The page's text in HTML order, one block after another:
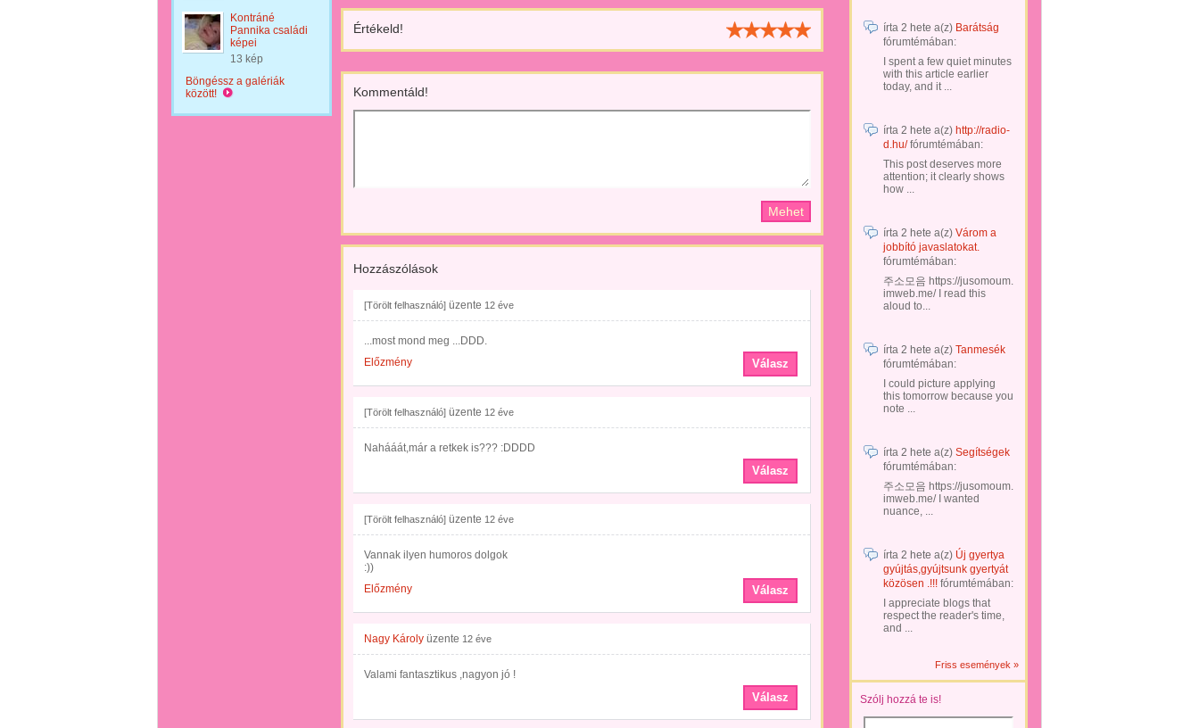
Kontráné
Pannika családi
képei
13 kép
Böngéssz a galériák
között!
Értékeld!
Kommentáld!
Hozzászólások
[Törölt felhasználó] üzente 12 éve
...most mond meg ...DDD.
Előzmény
Válasz
[Törölt felhasználó] üzente 12 éve
Nahááát,már a retkek is??? :DDDD
Válasz
[Törölt felhasználó] üzente 12 éve
Vannak ilyen humoros dolgok
:))
Előzmény
Válasz
Nagy Károly üzente 12 éve
Valami fantasztikus ,nagyon jó !
Válasz
írta 2 hete a(z) Barátság
fórumtémában:
I spent a few quiet minutes
with this article earlier
today, and it ...
írta 2 hete a(z) http://radio-
d.hu/fórumtémában:
This post deserves more
attention; it clearly shows
how ...
írta 2 hete a(z) Várom a
jobbító javaslatokat.
fórumtémában:
주소모음 https://jusomoum.
imweb.me/ I read this
aloud to...
írta 2 hete a(z) Tanmesék
fórumtémában:
I could picture applying
this tomorrow because you
note ...
írta 2 hete a(z) Segítségek
fórumtémában:
주소모음 https://jusomoum.
imweb.me/ I wanted
nuance, ...
írta 2 hete a(z) Új gyertya
gyújtás,gyújtsunk gyertyát
közösen .!!! fórumtémában:
I appreciate blogs that
respect the reader's time,
and ...
Friss események »
Szólj hozzá te is!